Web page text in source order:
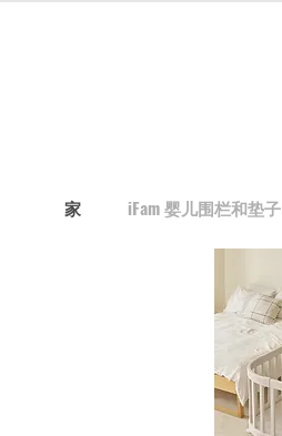
家 iFam 婴儿围栏和垫子